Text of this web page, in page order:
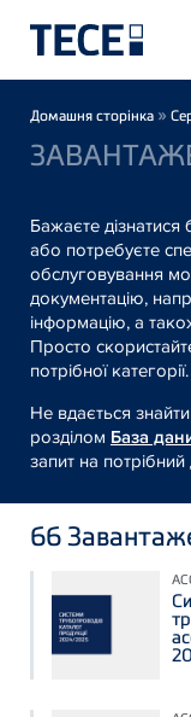
Домашня сторінка »
Бажаєте
або потребуєте
обслуговування
документацію,
інформацію, а
Просто
потрібної категорії.
Не вдається
розділом База
запит на
66